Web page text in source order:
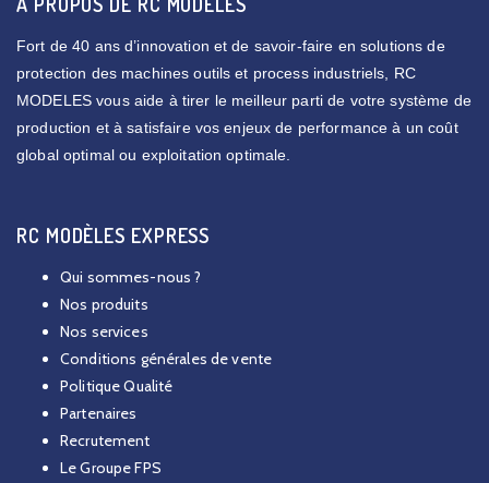
Fort de 40 ans d’innovation et de savoir-faire en solutions de
protection des machines outils et process industriels, RC
MODELES vous aide à tirer le meilleur parti de votre système de
production et à satisfaire vos enjeux de performance à un coût
global optimal ou exploitation optimale.
RC MODÈLES EXPRESS
Qui sommes-nous ?
Nos produits
Nos services
Conditions générales de vente
Politique Qualité
Partenaires
Recrutement
Le Groupe FPS